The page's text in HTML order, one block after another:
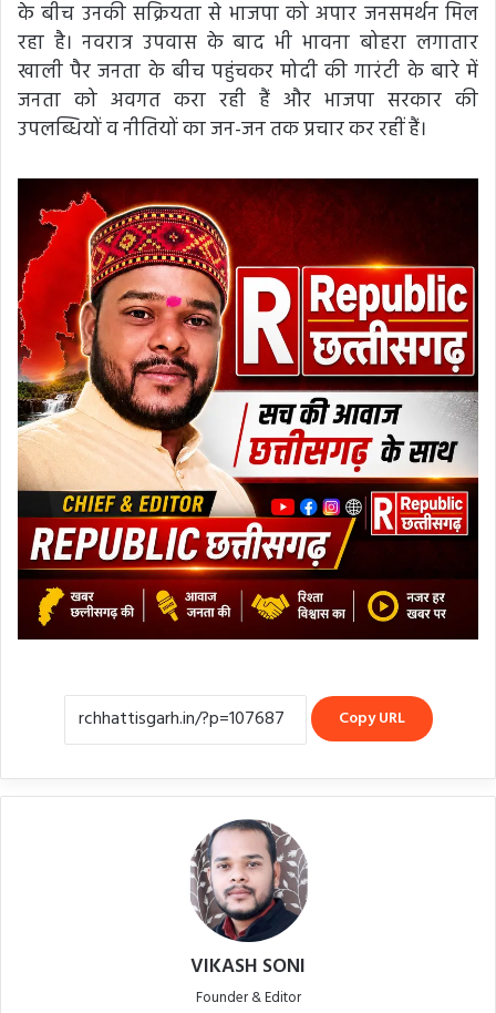
के बीच उनकी सक्रियता से भाजपा को अपार जनसमर्थन मिल
रहा है। नवरात्र उपवास के बाद भी भावना बोहरा लगातार
खाली पैर जनता के बीच पहुंचकर मोदी की गारंटी के बारे में
जनता को अवगत करा रही हैं और भाजपा सरकार की
उपलब्धियों व नीतियों का जन-जन तक प्रचार कर रहीं हैं।
Copy URL
VIKASH SONI
Founder & Editor